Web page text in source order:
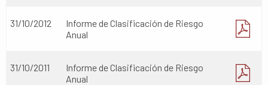
31/10/2012
Informe de Clasificación de Riesgo
Anual
31/10/2011
Informe de Clasificación de Riesgo
Anual